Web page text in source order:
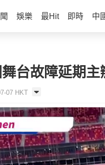
娛樂 最Hit 即時 中
台故障延期
07 HKT